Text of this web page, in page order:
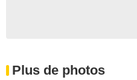
Plus de photos